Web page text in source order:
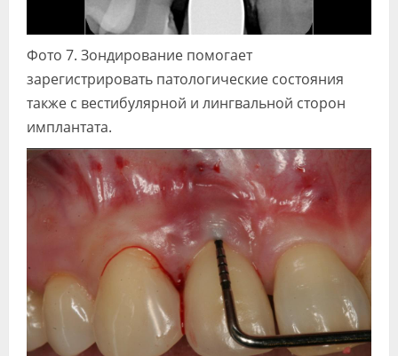
Фото 7. Зондирование помогает
зарегистрировать патологические состояния
также с вестибулярной и лингвальной сторон
имплантата.